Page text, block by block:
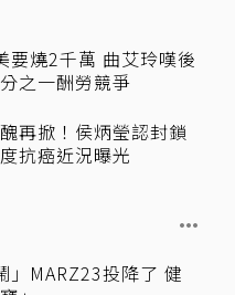
要燒2千萬 曲艾玲嘆後
之一酬勞競爭
再掀！侯炳瑩認封鎖
抗癌近況曝光
」MARZ23投降了 健